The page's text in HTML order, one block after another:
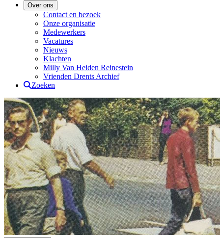
Over ons
Contact en bezoek
Onze organisatie
Medewerkers
Vacatures
Nieuws
Klachten
Milly Van Heiden Reinestein
Vrienden Drents Archief
Zoeken
Drents Archief